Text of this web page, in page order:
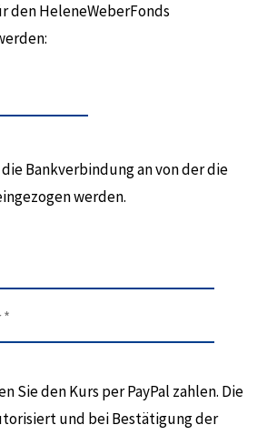
den HeleneWeberFonds
Bankverbindung an von der die
werden.
Sie den Kurs per PayPal zahlen. Die
und bei Bestätigung der